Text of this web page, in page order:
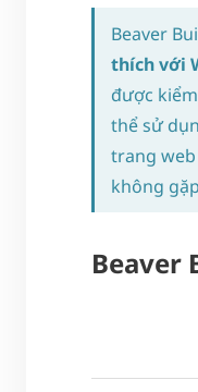
Beaver
thích với
được
thể sử
trang
không
Beaver